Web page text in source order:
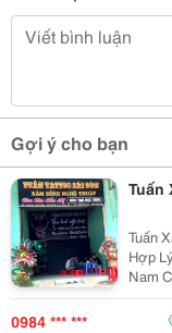
Gợi ý cho bạn
Tuấn
Tuấn
Hợp
Nam
Cơ
Theo
0984 *** ***